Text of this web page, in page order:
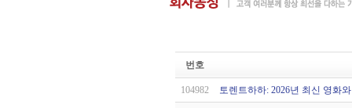
번호
104982 토렌트하하: 2026년 최신 영화